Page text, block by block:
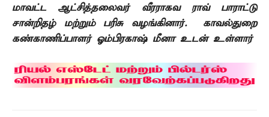
மாவட்ட ஆட்சித்தலைவர் வீரராகவ ராவ் பாராட்டு
சான்றிதழ் மற்றும் பரிசு வழங்கினார்.
காவல்துறை
கண்காணிப்பாளர் ஓம்பிரகாஷ் மீனா உடன் உள்ளார்